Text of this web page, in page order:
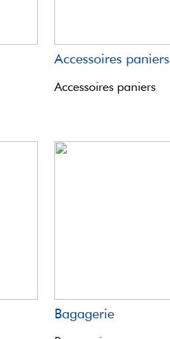
Accessoires paniers
Accessoires paniers
Bagagerie